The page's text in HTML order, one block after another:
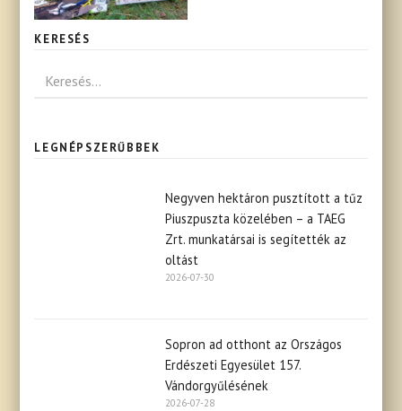
KERESÉS
LEGNÉPSZERŰBBEK
Negyven hektáron pusztított a tűz
Piuszpuszta közelében – a TAEG
Zrt. munkatársai is segítették az
oltást
2026-07-30
Sopron ad otthont az Országos
Erdészeti Egyesület 157.
Vándorgyűlésének
2026-07-28